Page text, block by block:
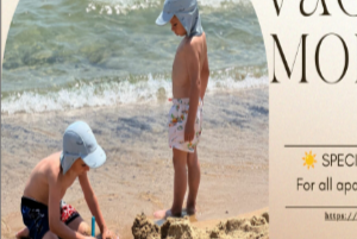
Calithea Complex
4.8
Анатолий Конев
6 months ago